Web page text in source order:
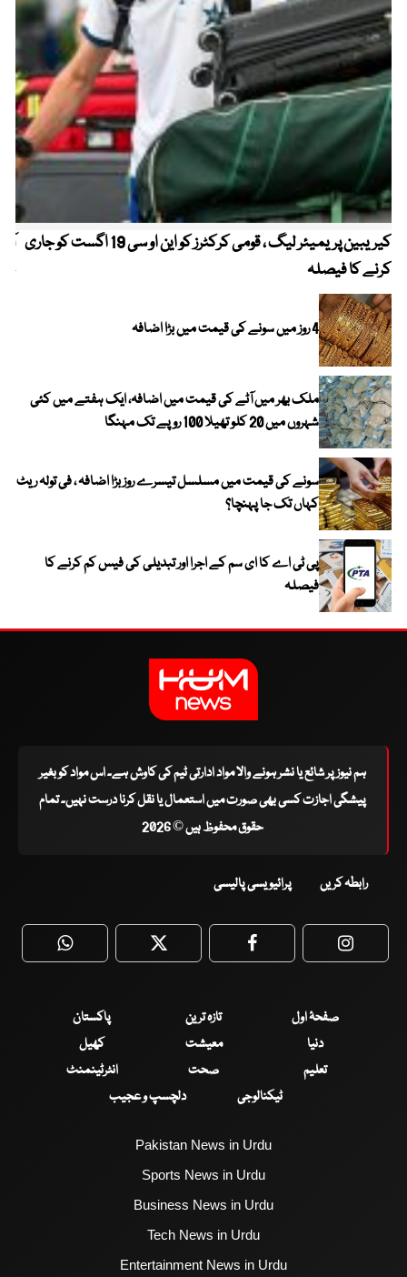
کیریبین پریمیئر لیگ ، قومی کرکٹرز کو این او سی 19 اگست کو جاری
کرنے کا فیصلہ
4 روز میں سونے کی قیمت میں بڑا اضافہ
ملک بھر میں آٹے کی قیمت میں اضافہ، ایک ہفتے میں کئی
شہروں میں 20 کلو تھیلا 100 روپے تک مہنگا
سونے کی قیمت میں مسلسل تیسرے روز بڑا اضافہ ، فی تولہ ریٹ
کہاں تک جا پہنچا؟
پی ٹی اے کا ای سم کے اجرا اور تبدیلی کی فیس کم کرنے کا
فیصلہ
ہم نیوز پر شائع یا نشر ہونے والا مواد ادارتی ٹیم کی کاوش ہے۔ اس مواد کو بغیر
پیشگی اجازت کسی بھی صورت میں استعمال یا نقل کرنا درست نہیں۔ تمام
حقوق محفوظ ہیں © 2026
رابطہ کریں پرائیویسی پالیسی
WhatsApp Twitter Facebook
صفحۂ اول تازہ ترین
پاکستان
دنیا
معیشت
کھیل
تعلیم
صحت
انٹرٹینمنٹ
ٹیکنالوجی
دلچسپ و عجیب
Pakistan News in Urdu
Sports News in Urdu
Business News in Urdu
Tech News in Urdu
Entertainment News in Urdu